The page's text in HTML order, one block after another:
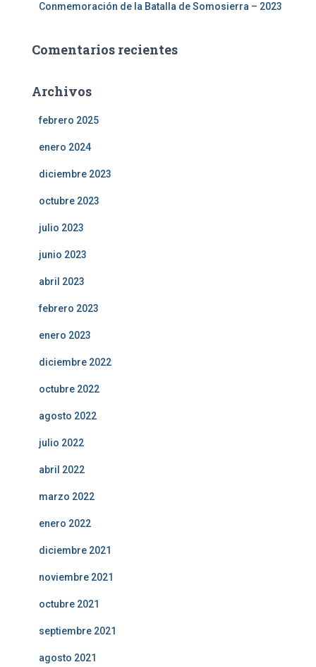
Conmemoración de la Batalla de Somosierra – 2023
Comentarios recientes
Archivos
febrero 2025
enero 2024
diciembre 2023
octubre 2023
julio 2023
junio 2023
abril 2023
febrero 2023
enero 2023
diciembre 2022
octubre 2022
agosto 2022
julio 2022
abril 2022
marzo 2022
enero 2022
diciembre 2021
noviembre 2021
octubre 2021
septiembre 2021
agosto 2021